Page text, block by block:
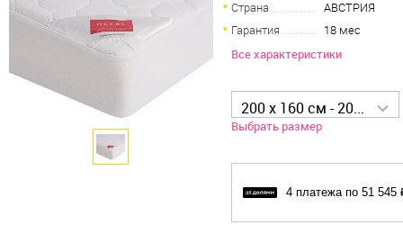
Страна
АВСТРИЯ
Гарантия
18 мес
Все характеристики
200 x 160 см - 206 179 р
Выбрать размер
4 платежа по 51 545